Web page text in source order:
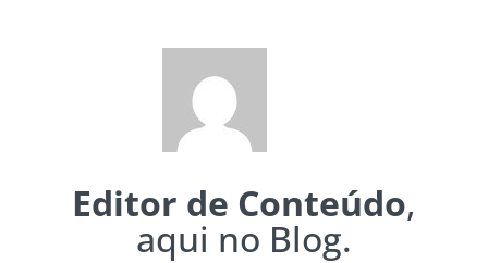
Editor de Conteúdo,
aqui no Blog.